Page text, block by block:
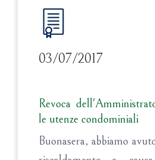
03/07/2017
Revoca
le utenze condominiali
Buonasera, abbiamo